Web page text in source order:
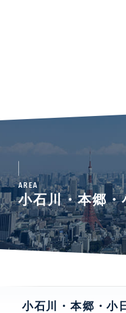
AREA
小石川・本郷
小石川・本郷・小